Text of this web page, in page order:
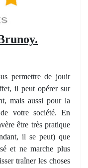
permettre de jouir
il peut opérer sur
mais aussi pour la
votre société. En
être très pratique
il se peut) que
et ne marche plus
traîner les choses